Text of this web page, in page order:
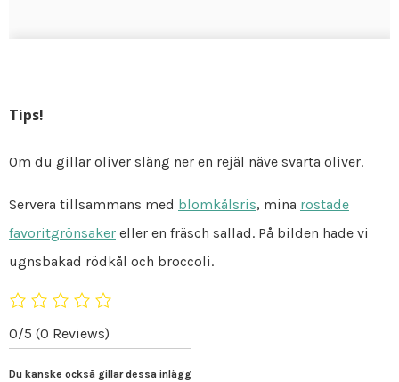
Tips!
Om du gillar oliver släng ner en rejäl näve svarta oliver.
Servera tillsammans med blomkålsris, mina rostade
favoritgrönsaker eller en fräsch sallad. På bilden hade vi
ugnsbakad rödkål och broccoli.
0/5 (0 Reviews)
Du kanske också gillar dessa inlägg